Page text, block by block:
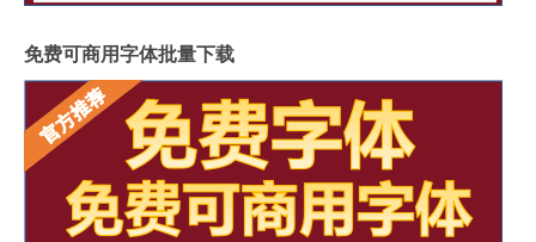
免费可商用字体批量下载